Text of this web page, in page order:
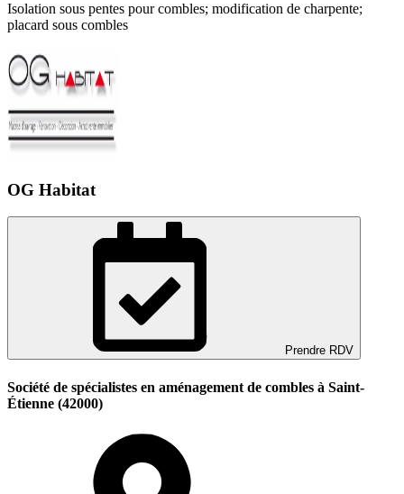
Isolation sous pentes pour combles; modification de charpente;
placard sous combles
OG Habitat
Prendre RDV
Société de spécialistes en aménagement de combles à Saint-
Étienne (42000)